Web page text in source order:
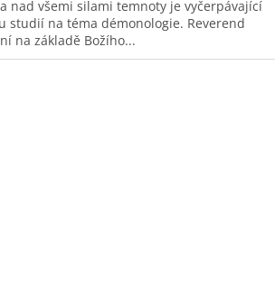
nad všemi silami temnoty je vyčerpávající
studií na téma démonologie. Reverend
na základě Božího...